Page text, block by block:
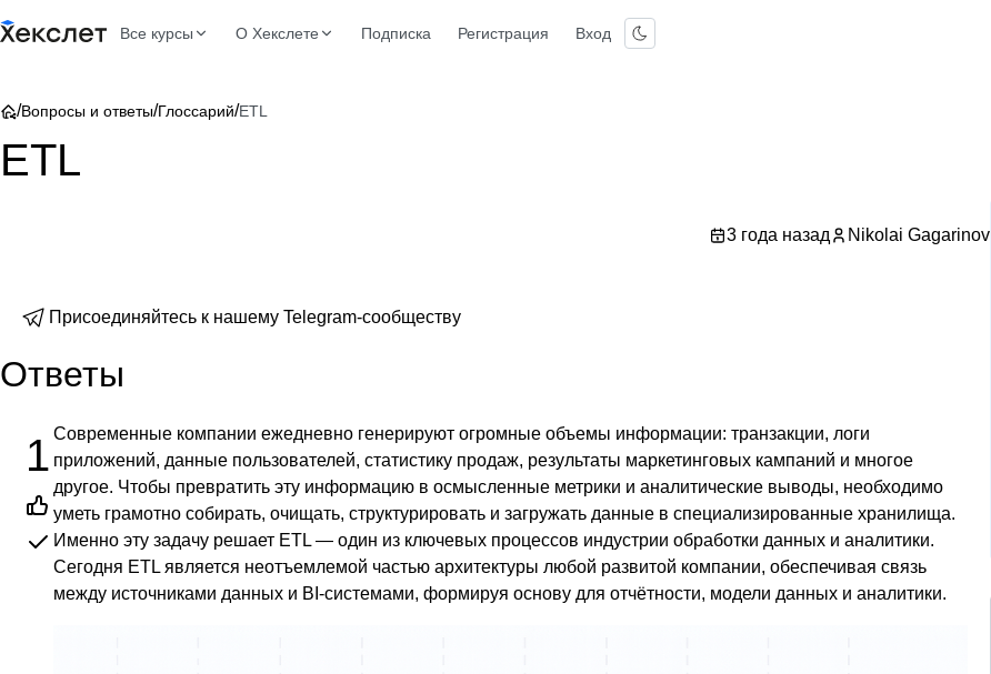
Все курсы О Хекслете Подписка Регистрация Вход
/Вопросы и ответы/Глоссарий/ETL
ETL
3 года назад Nikolai Gagarinov
Присоединяйтесь к нашему Telegram-сообществу
Ответы
1 Современные компании ежедневно генерируют огромные объемы информации: транзакции, логи
приложений, данные пользователей, статистику продаж, результаты маркетинговых кампаний и многое
другое. Чтобы превратить эту информацию в осмысленные метрики и аналитические выводы, необходимо
уметь грамотно собирать, очищать, структурировать и загружать данные в специализированные хранилища.
Именно эту задачу решает ETL — один из ключевых процессов индустрии обработки данных и аналитики.
Сегодня ETL является неотъемлемой частью архитектуры любой развитой компании, обеспечивая связь
между источниками данных и BI-системами, формируя основу для отчётности, модели данных и аналитики.